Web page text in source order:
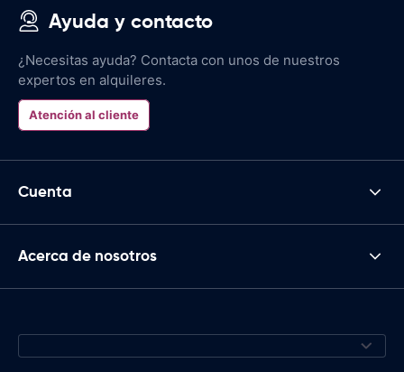
Ayuda y contacto
¿Necesitas ayuda? Contacta con unos de nuestros
expertos en alquileres.
Atención al cliente
Cuenta
Acerca de nosotros